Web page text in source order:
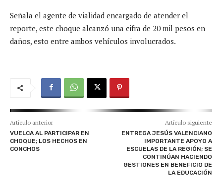
Señala el agente de vialidad encargado de atender el
reporte, este choque alcanzó una cifra de 20 mil pesos en
daños, esto entre ambos vehículos involucrados.
Artículo anterior
VUELCA AL PARTICIPAR EN
CHOQUE; LOS HECHOS EN
CONCHOS
Artículo siguiente
ENTREGA JESÚS VALENCIANO
IMPORTANTE APOYO A
ESCUELAS DE LA REGIÓN; SE
CONTINÚAN HACIENDO
GESTIONES EN BENEFICIO DE
LA EDUCACIÓN